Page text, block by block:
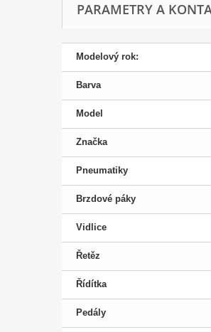
PARAMETRY A
Modelový rok:
Barva
Model
Značka
Pneumatiky
Brzdové páky
Vidlice
Řetěz
Řídítka
Pedály